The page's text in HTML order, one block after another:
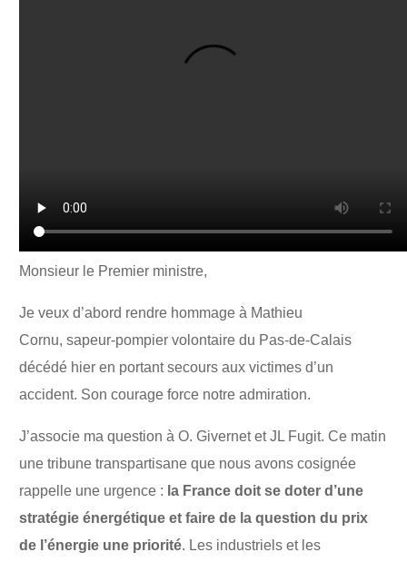
Monsieur le Premier ministre,
Je veux d’abord rendre hommage à Mathieu
Cornu, sapeur-pompier volontaire du Pas-de-Calais
décédé hier en portant secours aux victimes d’un
accident. Son courage force notre admiration.
J’associe ma question à O. Givernet et JL Fugit. Ce matin
une tribune transpartisane que nous avons cosignée
rappelle une urgence : la France doit se doter d’une
stratégie énergétique et faire de la question du prix
de l’énergie une priorité. Les industriels et les